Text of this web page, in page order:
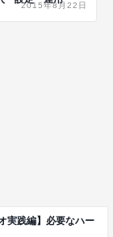
2015年8月22日
実践編】必要なハー